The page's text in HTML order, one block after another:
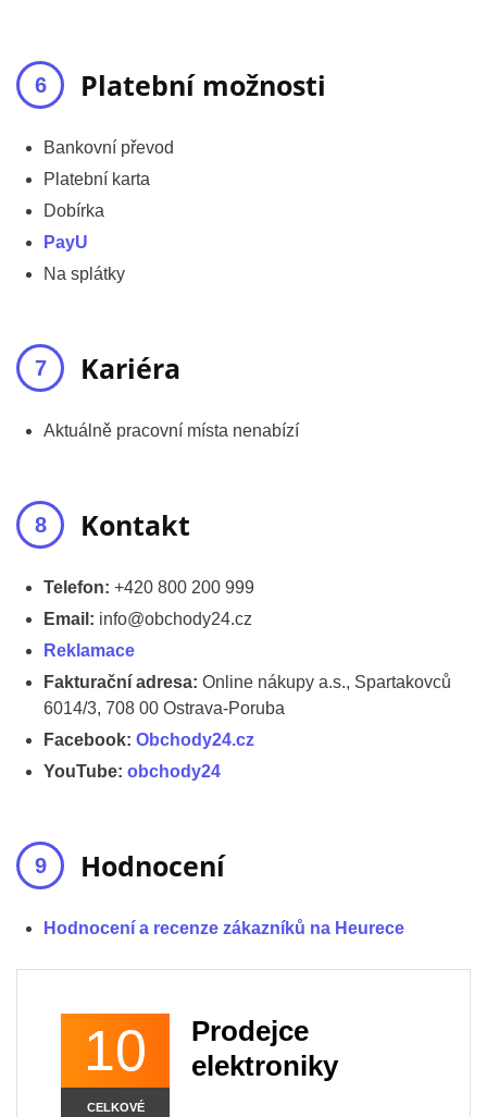
Platební možnosti
Bankovní převod
Platební karta
Dobírka
PayU
Na splátky
Kariéra
Aktuálně pracovní místa nenabízí
Kontakt
Telefon: +420 800 200 999
Email: info@obchody24.cz
Reklamace
Fakturační adresa: Online nákupy a.s., Spartakovců
6014/3, 708 00 Ostrava-Poruba
Facebook: Obchody24.cz
YouTube: obchody24
Hodnocení
Hodnocení a recenze zákazníků na Heurece
10
CELKOVÉ
Prodejce
elektroniky